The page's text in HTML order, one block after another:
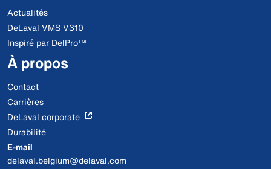
Actualités
DeLaval VMS V310
Inspiré par DelPro™
À propos
Contact
Carrières
DeLaval corporate
Durabilité
E-mail
delaval.belgium@delaval.com